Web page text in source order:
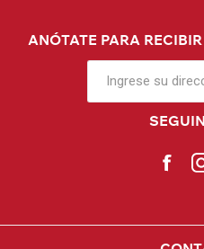
ANÓTATE PARA